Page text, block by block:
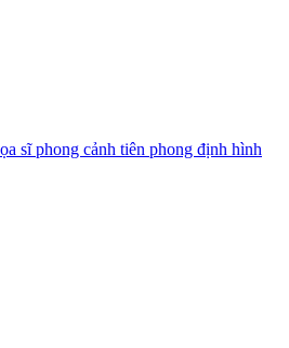
sĩ phong cảnh tiên phong định hình